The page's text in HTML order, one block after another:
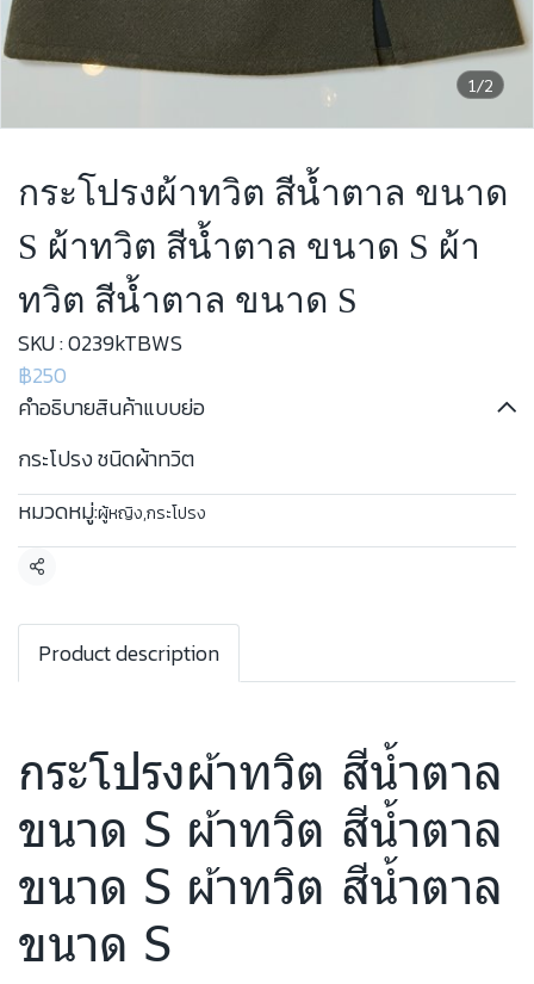
1/2
กระโปรงผ้าทวิต สีน้ำตาล ขนาด
S ผ้าทวิต สีน้ำตาล ขนาด S ผ้า
ทวิต สีน้ำตาล ขนาด S
SKU : 0239kTBWS
฿250
คำอธิบายสินค้าแบบย่อ
กระโปรง ชนิดผ้าทวิต
หมวดหมู่:ผู้หญิง,กระโปรง
แชร์
Product description
กระโปรงผ้าทวิต สีน้ำตาล
ขนาด S ผ้าทวิต สีน้ำตาล
ขนาด S ผ้าทวิต สีน้ำตาล
ขนาด S